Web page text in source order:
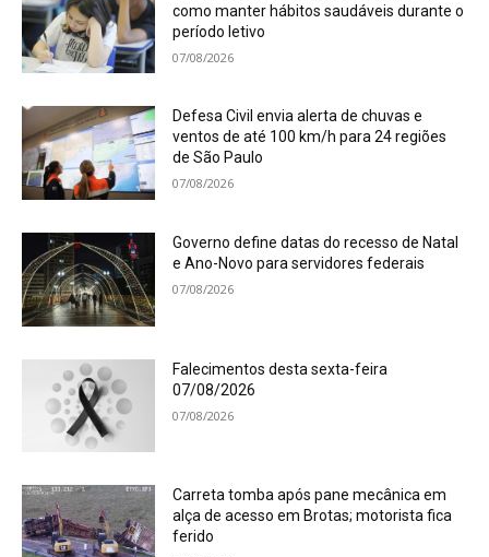
como manter hábitos saudáveis durante o
período letivo
07/08/2026
Defesa Civil envia alerta de chuvas e
ventos de até 100 km/h para 24 regiões
de São Paulo
07/08/2026
Governo define datas do recesso de Natal
e Ano-Novo para servidores federais
07/08/2026
Falecimentos desta sexta-feira
07/08/2026
07/08/2026
Carreta tomba após pane mecânica em
alça de acesso em Brotas; motorista fica
ferido